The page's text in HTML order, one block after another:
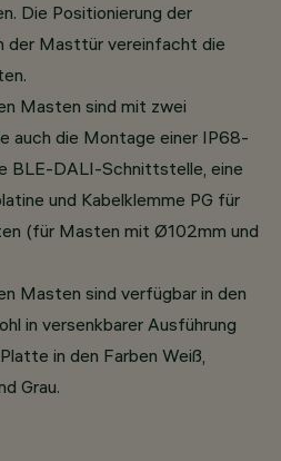
Die Positionierung der
der Masttür vereinfacht die
Masten sind mit zwei
auch die Montage einer IP68-
BLE-DALI-Schnittstelle, eine
und Kabelklemme PG für
(für Masten mit Ø102mm und
Masten sind verfügbar in den
in versenkbarer Ausführung
in den Farben Weiß,
Grau.